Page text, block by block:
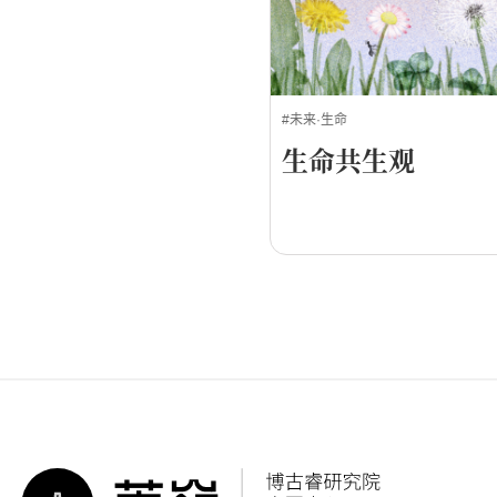
#未来·生命
生命共生观